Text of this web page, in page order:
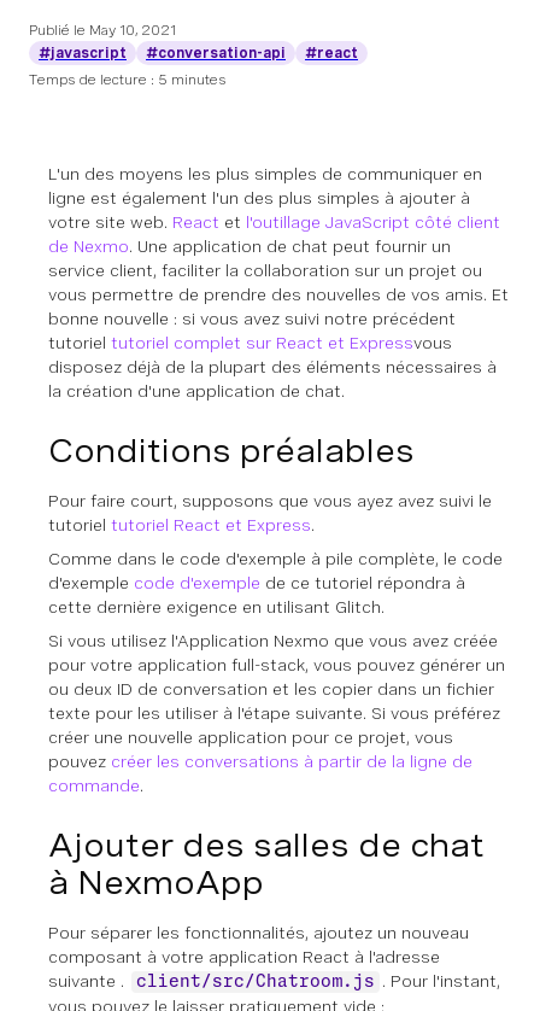
Publié le May 10, 2021
#javascript
#conversation-api
#react
Temps de lecture : 5 minutes
L'un des moyens les plus simples de communiquer en
ligne est également l'un des plus simples à ajouter à
votre site web. React et l'outillage JavaScript côté client
de Nexmo. Une application de chat peut fournir un
service client, faciliter la collaboration sur un projet ou
vous permettre de prendre des nouvelles de vos amis. Et
bonne nouvelle : si vous avez suivi notre précédent
tutoriel tutoriel complet sur React et Expressvous
disposez déjà de la plupart des éléments nécessaires à
la création d'une application de chat.
Conditions préalables
Pour faire court, supposons que vous ayez avez suivi le
tutoriel tutoriel React et Express.
Comme dans le code d'exemple à pile complète, le code
d'exemple code d'exemple de ce tutoriel répondra à
cette dernière exigence en utilisant Glitch.
Si vous utilisez l'Application Nexmo que vous avez créée
pour votre application full-stack, vous pouvez générer un
ou deux ID de conversation et les copier dans un fichier
texte pour les utiliser à l'étape suivante. Si vous préférez
créer une nouvelle application pour ce projet, vous
pouvez créer les conversations à partir de la ligne de
commande.
Ajouter des salles de chat
à NexmoApp
Pour séparer les fonctionnalités, ajoutez un nouveau
composant à votre application React à l'adresse
suivante .
client/src/Chatroom.js . Pour l'instant,
vous pouvez le laisser pratiquement vide :